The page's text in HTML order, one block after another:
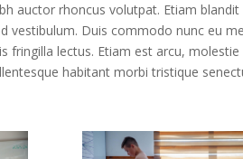
auctor rhoncus volutpat. Etiam
vestibulum. Duis commodo nunc eu
lectus. Etiam est arcu,
habitant morbi tristique